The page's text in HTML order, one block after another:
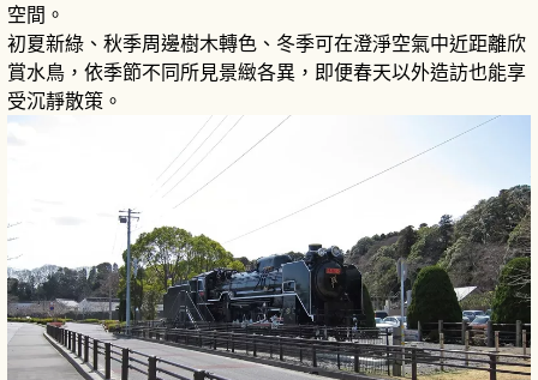
空間。
初夏新綠、秋季周邊樹木轉色、冬季可在澄淨空氣中近距離欣
賞水鳥，依季節不同所見景緻各異，即便春天以外造訪也能享
受沉靜散策。